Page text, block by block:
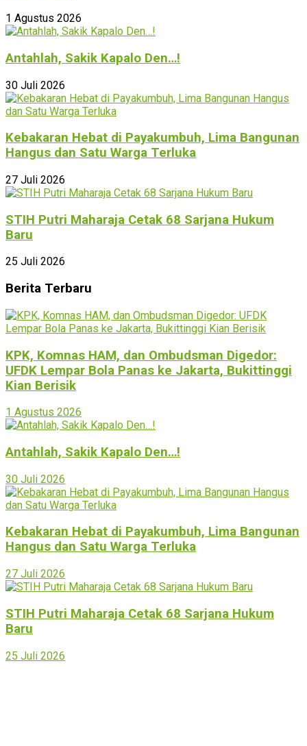
1 Agustus 2026
Antahlah, Sakik Kapalo Den…!
30 Juli 2026
Kebakaran Hebat di Payakumbuh, Lima Bangunan
Hangus dan Satu Warga Terluka
27 Juli 2026
STIH Putri Maharaja Cetak 68 Sarjana Hukum
Baru
25 Juli 2026
Berita Terbaru
KPK, Komnas HAM, dan Ombudsman Digedor:
UFDK Lempar Bola Panas ke Jakarta, Bukittinggi
Kian Berisik
1 Agustus 2026
Antahlah, Sakik Kapalo Den…!
30 Juli 2026
Kebakaran Hebat di Payakumbuh, Lima Bangunan
Hangus dan Satu Warga Terluka
27 Juli 2026
STIH Putri Maharaja Cetak 68 Sarjana Hukum
Baru
25 Juli 2026